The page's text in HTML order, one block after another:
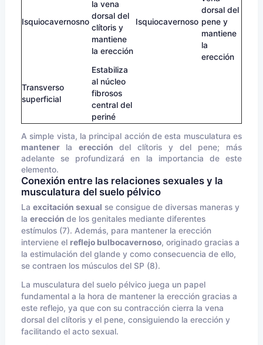
Isquiocavernosno
la vena
dorsal del
clítoris y
mantiene
la erección
Isquiocavernoso
dorsal del
pene y
mantiene
la
erección
Transverso
superficial
Estabiliza
al núcleo
fibrosos
central del
periné
A simple vista, la principal acción de esta musculatura es
mantener la erección del clítoris y del pene; más
adelante se profundizará en la importancia de este
elemento.
Conexión entre las relaciones sexuales y la
musculatura del suelo pélvico
La excitación sexual se consigue de diversas maneras y
la erección de los genitales mediante diferentes
estímulos (7). Además, para mantener la erección
interviene el reflejo bulbocavernoso, originado gracias a
la estimulación del glande y como consecuencia de ello,
se contraen los músculos del SP (8).
La musculatura del suelo pélvico juega un papel
fundamental a la hora de mantener la erección gracias a
este reflejo, ya que con su contracción cierra la vena
dorsal del clítoris y el pene, consiguiendo la erección y
facilitando el acto sexual.